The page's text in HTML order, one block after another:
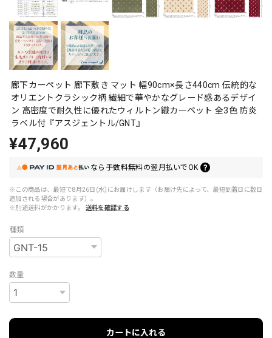
廊下カーペット 廊下敷き マット 幅90cm×長さ440cm 伝統的な
オリエントクラシック柄 繊細で華やかなグレード感あるデザイ
ン 高密度で耐久性に優れたウィルトン織カーペット 全3色 防炎
ラベル付『アスジェントル/GNT』
¥47,960
なら 手数料無料の翌月払いでOK
※この商品は、最短で8月26日(水)にお届けします（お届け先によって、最短到着日に数日
追加される場合があります）。
※別途送料がかかります。
送料を確認する
種類
数量
カートに入れる